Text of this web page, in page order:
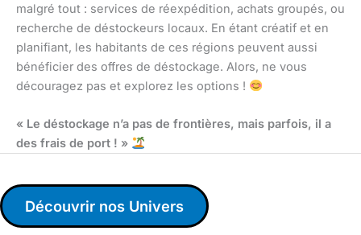
malgré tout : services de réexpédition, achats groupés, ou
recherche de déstockeurs locaux. En étant créatif et en
planifiant, les habitants de ces régions peuvent aussi
bénéficier des offres de déstockage. Alors, ne vous
découragez pas et explorez les options !
« Le déstockage n’a pas de frontières, mais parfois, il a
des frais de port ! »
Découvrir nos Univers